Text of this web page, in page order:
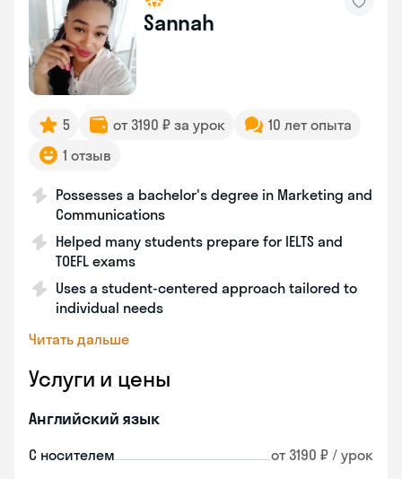
Sannah
5 от 3190 ₽ за урок
10 лет опыта
1 отзыв
Possesses a bachelor's degree in Marketing and
Communications
Helped many students prepare for IELTS and
TOEFL exams
Uses a student-centered approach tailored to
individual needs
Читать дальше
Услуги и цены
Английский язык
С носителем от 3190 ₽ / урок